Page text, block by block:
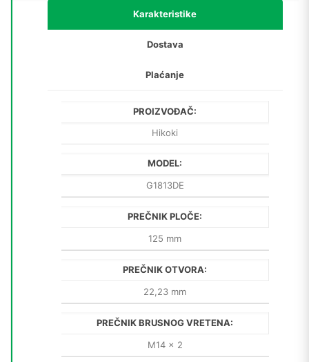
Karakteristike
Dostava
Plaćanje
PROIZVOĐAČ:
Hikoki
MODEL:
G1813DE
PREČNIK PLOČE:
125 mm
PREČNIK OTVORA:
22,23 mm
PREČNIK BRUSNOG VRETENA:
M14 x 2